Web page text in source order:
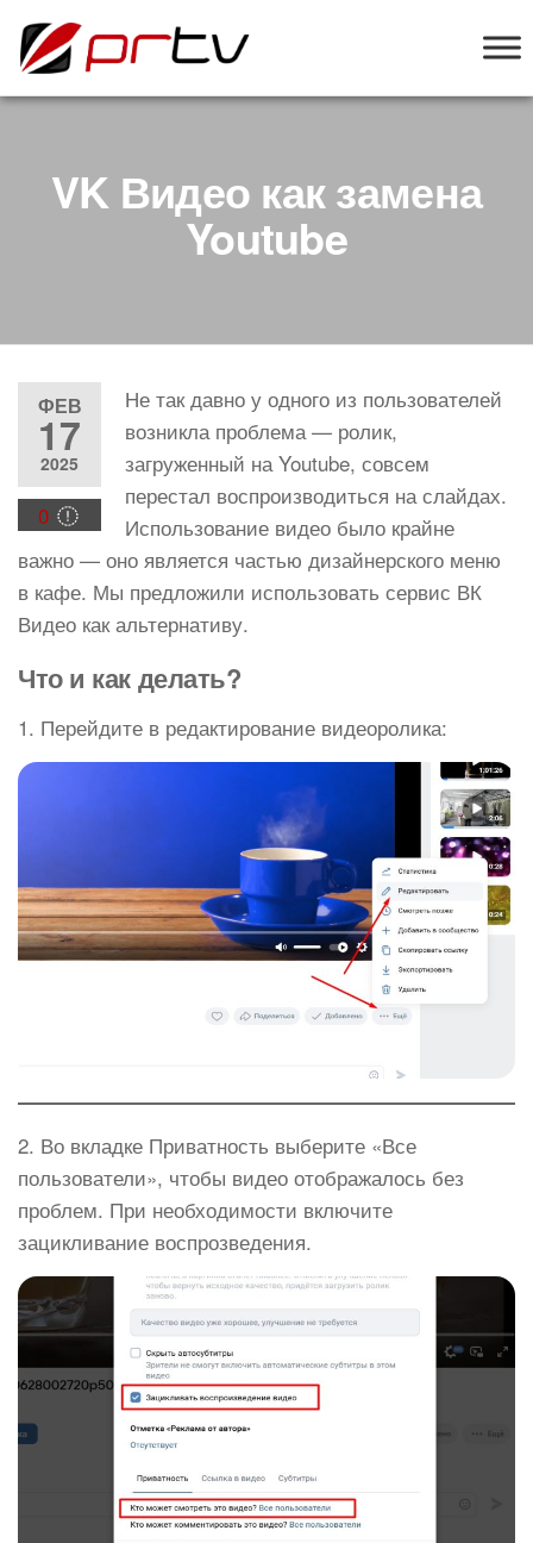
конструктор
VK Видео как замена
Youtube
ФЕВ
17
2025
0
Не так давно у одного из пользователей
возникла проблема — ролик,
загруженный на Youtube, совсем
перестал воспроизводиться на слайдах.
Использование видео было крайне
важно — оно является частью дизайнерского меню
в кафе. Мы предложили использовать сервис ВК
Видео как альтернативу.
Что и как делать?
1. Перейдите в редактирование видеоролика:
2. Во вкладке Приватность выберите «Все
пользователи», чтобы видео отображалось без
проблем. При необходимости включите
зацикливание воспрозведения.